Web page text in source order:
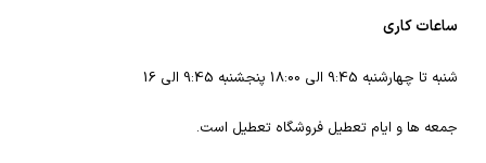
ساعات کاری
شنبه تا چهارشنبه 9:45 الی 18:00 پنجشنبه 9:45 الی 16
جمعه ها و ایام تعطیل فروشگاه تعطیل است.